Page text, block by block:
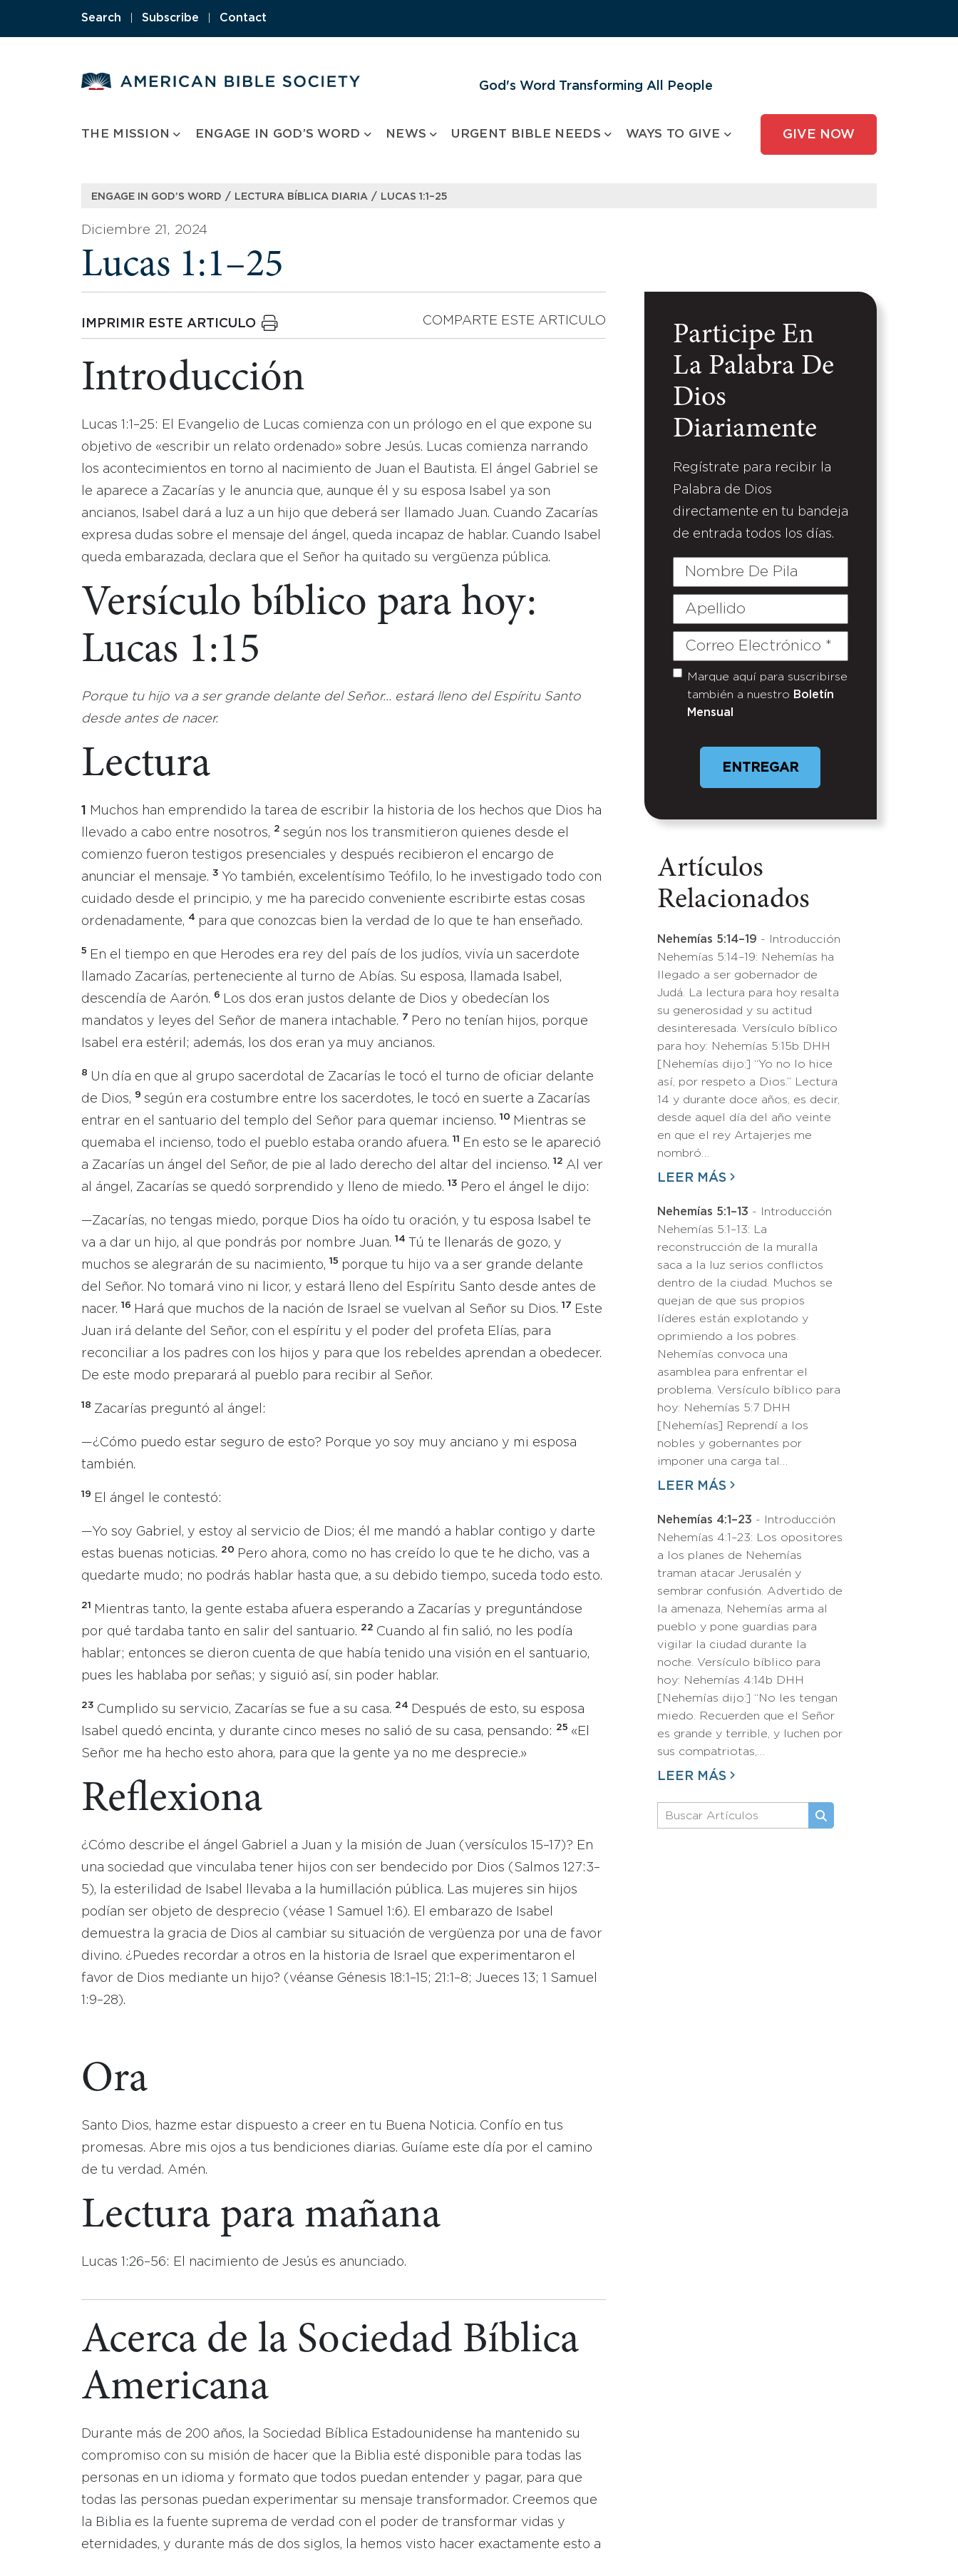
Search Subscribe Contact
God's Word Transforming All People
THE MISSION ENGAGE IN GOD’S WORD NEWS URGENT BIBLE NEEDS WAYS TO GIVE GIVE NOW
ENGAGE IN GOD’S WORD / LECTURA BÍBLICA DIARIA / LUCAS 1:1–25
Diciembre 21, 2024
Lucas 1:1–25
IMPRIMIR ESTE ARTICULO COMPARTE ESTE ARTICULO
Introducción
Lucas 1:1–25: El Evangelio de Lucas comienza con un prólogo en el que expone su
objetivo de «escribir un relato ordenado» sobre Jesús. Lucas comienza narrando
los acontecimientos en torno al nacimiento de Juan el Bautista. El ángel Gabriel se
le aparece a Zacarías y le anuncia que, aunque él y su esposa Isabel ya son
ancianos, Isabel dará a luz a un hijo que deberá ser llamado Juan. Cuando Zacarías
expresa dudas sobre el mensaje del ángel, queda incapaz de hablar. Cuando Isabel
queda embarazada, declara que el Señor ha quitado su vergüenza pública.
Versículo bíblico para hoy:
Lucas 1:15
Porque tu hijo va a ser grande delante del Señor… estará lleno del Espíritu Santo
desde antes de nacer.
Lectura
1
Muchos han emprendido la tarea de escribir la historia de los hechos que Dios ha
llevado a cabo entre nosotros, 2 según nos los transmitieron quienes desde el
comienzo fueron testigos presenciales y después recibieron el encargo de
anunciar el mensaje. 3 Yo también, excelentísimo Teófilo, lo he investigado todo con
cuidado desde el principio, y me ha parecido conveniente escribirte estas cosas
ordenadamente, 4 para que conozcas bien la verdad de lo que te han enseñado.
5
En el tiempo en que Herodes era rey del país de los judíos, vivía un sacerdote
llamado Zacarías, perteneciente al turno de Abías. Su esposa, llamada Isabel,
descendía de Aarón. 6
Los dos eran justos delante de Dios y obedecían los
mandatos y leyes del Señor de manera intachable. 7
Pero no tenían hijos, porque
Isabel era estéril; además, los dos eran ya muy ancianos.
8 Un día en que al grupo sacerdotal de Zacarías le tocó el turno de oficiar delante
de Dios, 9 según era costumbre entre los sacerdotes, le tocó en suerte a Zacarías
entrar en el santuario del templo del Señor para quemar incienso. 10
Mientras se
quemaba el incienso, todo el pueblo estaba orando afuera. 11
En esto se le apareció
a Zacarías un ángel del Señor, de pie al lado derecho del altar del incienso. 12 Al ver
al ángel, Zacarías se quedó sorprendido y lleno de miedo. 13 Pero el ángel le dijo:
—Zacarías, no tengas miedo, porque Dios ha oído tu oración, y tu esposa Isabel te
va a dar un hijo, al que pondrás por nombre Juan. 14
Tú te llenarás de gozo, y
muchos se alegrarán de su nacimiento, 15 porque tu hijo va a ser grande delante
del Señor. No tomará vino ni licor, y estará lleno del Espíritu Santo desde antes de
nacer. 16 Hará que muchos de la nación de Israel se vuelvan al Señor su Dios. 17
Este
Juan irá delante del Señor, con el espíritu y el poder del profeta Elías, para
reconciliar a los padres con los hijos y para que los rebeldes aprendan a obedecer.
De este modo preparará al pueblo para recibir al Señor.
18 Zacarías preguntó al ángel:
—¿Cómo puedo estar seguro de esto? Porque yo soy muy anciano y mi esposa
también.
19 El ángel le contestó:
—Yo soy Gabriel, y estoy al servicio de Dios; él me mandó a hablar contigo y darte
estas buenas noticias. 20
Pero ahora, como no has creído lo que te he dicho, vas a
quedarte mudo; no podrás hablar hasta que, a su debido tiempo, suceda todo esto.
21
Mientras tanto, la gente estaba afuera esperando a Zacarías y preguntándose
por qué tardaba tanto en salir del santuario. 22 Cuando al fin salió, no les podía
hablar; entonces se dieron cuenta de que había tenido una visión en el santuario,
pues les hablaba por señas; y siguió así, sin poder hablar.
23 Cumplido su servicio, Zacarías se fue a su casa. 24
Después de esto, su esposa
Isabel quedó encinta, y durante cinco meses no salió de su casa, pensando:
25 «El
Señor me ha hecho esto ahora, para que la gente ya no me desprecie.»
Reflexiona
¿Cómo describe el ángel Gabriel a Juan y la misión de Juan (versículos 15–17)? En
una sociedad que vinculaba tener hijos con ser bendecido por Dios (Salmos 127:3–
5), la esterilidad de Isabel llevaba a la humillación pública. Las mujeres sin hijos
podían ser objeto de desprecio (véase 1 Samuel 1:6). El embarazo de Isabel
demuestra la gracia de Dios al cambiar su situación de vergüenza por una de favor
divino. ¿Puedes recordar a otros en la historia de Israel que experimentaron el
favor de Dios mediante un hijo? (véanse Génesis 18:1–15; 21:1–8; Jueces 13; 1 Samuel
1:9–28).
Ora
Santo Dios, hazme estar dispuesto a creer en tu Buena Noticia. Confío en tus
promesas. Abre mis ojos a tus bendiciones diarias. Guíame este día por el camino
de tu verdad. Amén.
Lectura para mañana
Lucas 1:26–56: El nacimiento de Jesús es anunciado.
Acerca de la Sociedad Bíblica
Americana
Durante más de 200 años, la Sociedad Bíblica Estadounidense ha mantenido su
compromiso con su misión de hacer que la Biblia esté disponible para todas las
personas en un idioma y formato que todos puedan entender y pagar, para que
todas las personas puedan experimentar su mensaje transformador. Creemos que
la Biblia es la fuente suprema de verdad con el poder de transformar vidas y
eternidades, y durante más de dos siglos, la hemos visto hacer exactamente esto a
Participe En
La Palabra De
Dios
Diariamente
Regístrate para recibir la
Palabra de Dios
directamente en tu bandeja
de entrada todos los días.
Nombre
Pila
Apellido
Correo
Untitled
Marque aquí para suscribirse
también a nuestro Boletín
Mensual
Artículos
Relacionados
Nehemías 5:14–19 - Introducción
Nehemías 5:14–19: Nehemías ha
llegado a ser gobernador de
Judá. La lectura para hoy resalta
su generosidad y su actitud
desinteresada. Versículo bíblico
para hoy: Nehemías 5:15b DHH
[Nehemías dijo:] “Yo no lo hice
así, por respeto a Dios.” Lectura
14 y durante doce años, es decir,
desde aquel día del año veinte
en que el rey Artajerjes me
nombró…
LEER MÁS
Nehemías 5:1–13 - Introducción
Nehemías 5:1–13: La
reconstrucción de la muralla
saca a la luz serios conflictos
dentro de la ciudad. Muchos se
quejan de que sus propios
líderes están explotando y
oprimiendo a los pobres.
Nehemías convoca una
asamblea para enfrentar el
problema. Versículo bíblico para
hoy: Nehemías 5:7 DHH
[Nehemías] Reprendí a los
nobles y gobernantes por
imponer una carga tal…
LEER MÁS
Nehemías 4:1–23 - Introducción
Nehemías 4:1–23: Los opositores
a los planes de Nehemías
traman atacar Jerusalén y
sembrar confusión. Advertido de
la amenaza, Nehemías arma al
pueblo y pone guardias para
vigilar la ciudad durante la
noche. Versículo bíblico para
hoy: Nehemías 4:14b DHH
[Nehemías dijo:] “No les tengan
miedo. Recuerden que el Señor
es grande y terrible, y luchen por
sus compatriotas,…
LEER MÁS